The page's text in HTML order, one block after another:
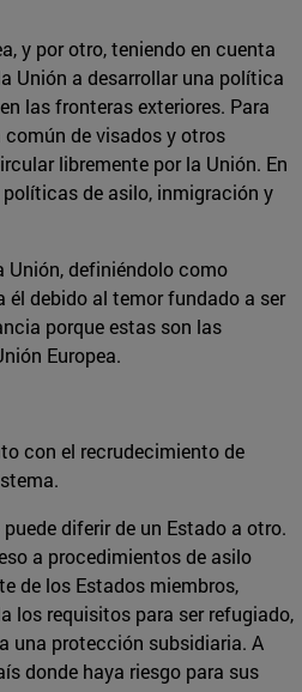
y por otro, teniendo en cuenta
Unión a desarrollar una política
las fronteras exteriores. Para
de visados y otros
libremente por la Unión. En
de asilo, inmigración y
Unión, definiéndolo como
él debido al temor fundado a ser
porque estas son las
Europea.
con el recrudecimiento de
diferir de un Estado a otro.
a procedimientos de asilo
de los Estados miembros,
los requisitos para ser refugiado,
una protección subsidiaria. A
donde haya riesgo para sus